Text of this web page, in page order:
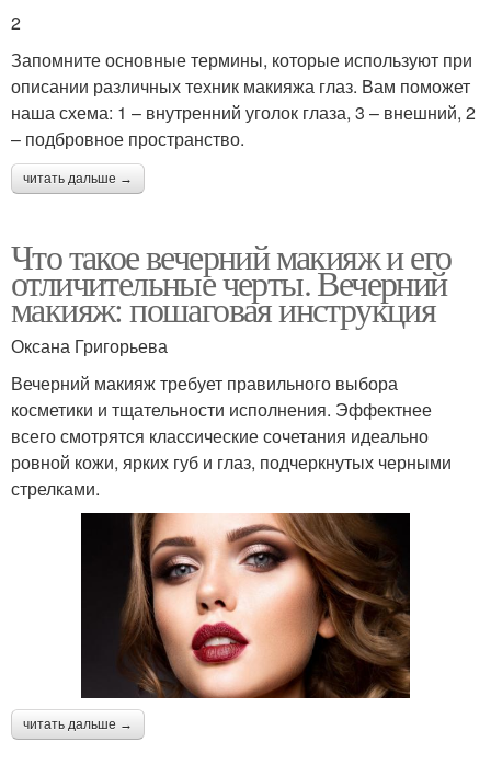
2
Запомните основные термины, которые используют при
описании различных техник макияжа глаз. Вам поможет
наша схема: 1 – внутренний уголок глаза, 3 – внешний, 2
– подбровное пространство.
читать дальше →
Что такое вечерний макияж и его
отличительные черты. Вечерний
макияж: пошаговая инструкция
Оксана Григорьева
Вечерний макияж требует правильного выбора
косметики и тщательности исполнения. Эффектнее
всего смотрятся классические сочетания идеально
ровной кожи, ярких губ и глаз, подчеркнутых черными
стрелками.
читать дальше →